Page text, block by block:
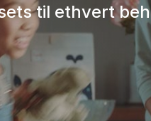
til ethvert